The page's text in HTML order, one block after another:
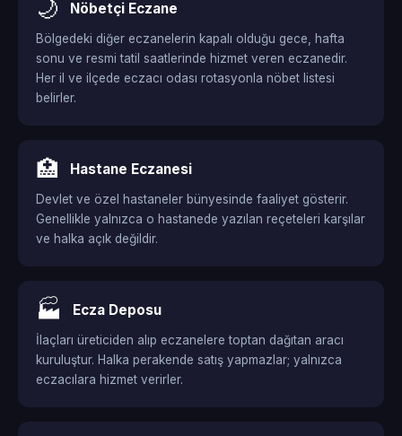
🌙 Nöbetçi Eczane
Bölgedeki diğer eczanelerin kapalı olduğu gece, hafta
sonu ve resmi tatil saatlerinde hizmet veren eczanedir.
Her il ve ilçede eczacı odası rotasyonla nöbet listesi
belirler.
🏥 Hastane Eczanesi
Devlet ve özel hastaneler bünyesinde faaliyet gösterir.
Genellikle yalnızca o hastanede yazılan reçeteleri karşılar
ve halka açık değildir.
🏭 Ecza Deposu
İlaçları üreticiden alıp eczanelere toptan dağıtan aracı
kuruluştur. Halka perakende satış yapmazlar; yalnızca
eczacılara hizmet verirler.